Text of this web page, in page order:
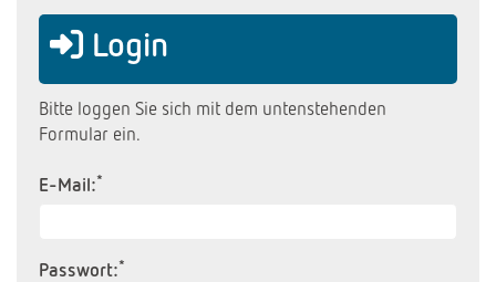
Login
Bitte loggen Sie sich mit dem untenstehenden
Formular ein.
E-Mail:*
Passwort:*